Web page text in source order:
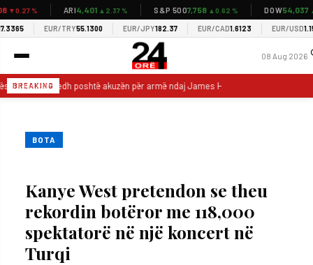
% ARI4,401▲2.37 % S&P 5007,758▲0.62 % DOW54,037
EUR/TRY55.1300 EUR/JPY182.37 EUR/CAD1.6123 EUR/USD
08 Aug 2026
BREAKING
i Teksasit hedh poshtë akuzën për armë ndaj James Harden
BOTA
Kanye West pretendon se theu
rekordin botëror me 118,000
spektatorë në një koncert në
Turqi